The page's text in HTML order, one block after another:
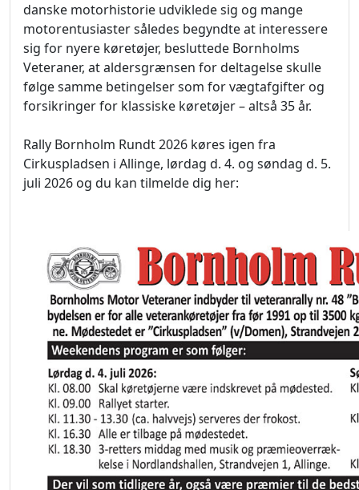
danske motorhistorie udviklede sig og mange
motorentusiaster således begyndte at interessere
sig for nyere køretøjer, besluttede Bornholms
Veteraner, at aldersgrænsen for deltagelse skulle
følge samme betingelser som for vægtafgifter og
forsikringer for klassiske køretøjer – altså 35 år.
Rally Bornholm Rundt 2026 køres igen fra
Cirkuspladsen i Allinge, lørdag d. 4. og søndag d. 5.
juli 2026 og du kan tilmelde dig her: